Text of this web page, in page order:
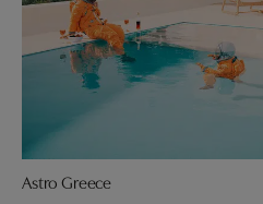
Astro Greece